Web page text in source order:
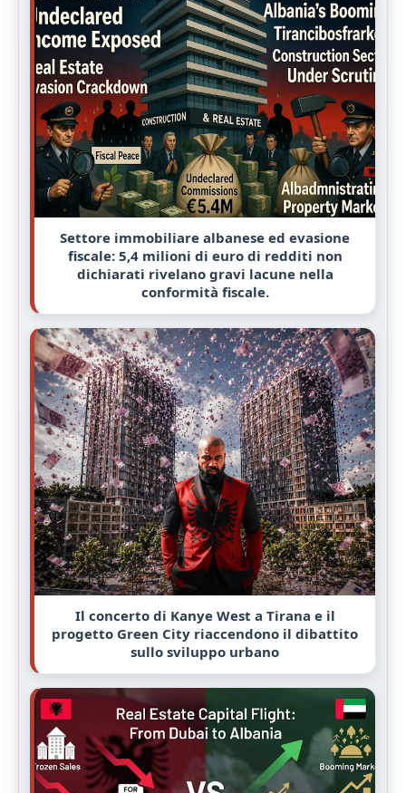
Settore immobiliare albanese ed evasione
fiscale: 5,4 milioni di euro di redditi non
dichiarati rivelano gravi lacune nella
conformità fiscale.
Il concerto di Kanye West a Tirana e il
progetto Green City riaccendono il dibattito
sullo sviluppo urbano